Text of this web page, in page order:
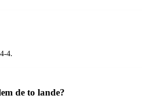
4.
de to lande?